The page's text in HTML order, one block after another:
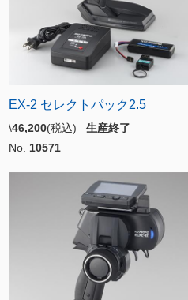
EX-2 セレクトパック2.5
\46,200(税込) 生産終了
No. 10571